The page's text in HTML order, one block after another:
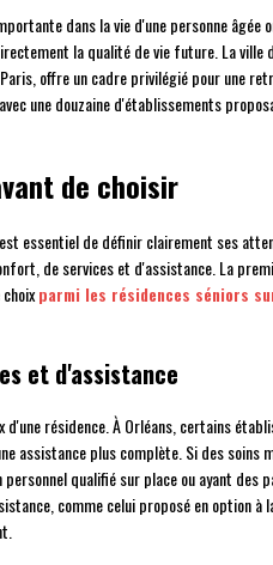
dans la vie d'une personne âgée
la qualité de vie future. La ville
offre un cadre privilégié pour une
une douzaine d'établissements
de choisir
essentiel de définir clairement ses
de services et d'assistance. La
parmi les résidences séniors
et d'assistance
résidence. À Orléans, certains
assistance plus complète. Si des soins
qualifié sur place ou ayant des
comme celui proposé en option à